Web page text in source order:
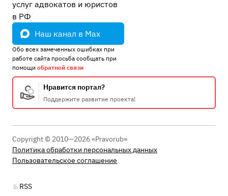
услуг адвокатов и юристов
в РФ
Наш канал в Max
Обо всех замеченных ошибках при
работе сайта просьба сообщать при
помощи обратной связи
Нравится портал?
Поддержите развитие проекта!
Copyright © 2010—2026 «Pravorub»
Политика обработки персональных данных
Пользовательское соглашение
RSS